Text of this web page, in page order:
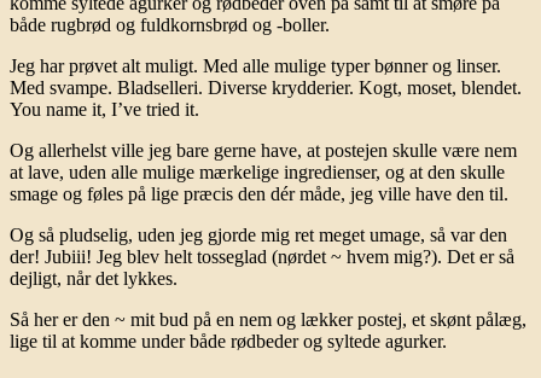
både rugbrød og fuldkornsbrød og -boller.
Jeg har prøvet alt muligt. Med alle mulige typer bønner og linser.
Med svampe. Bladselleri. Diverse krydderier. Kogt, moset, blendet.
You name it, I’ve tried it.
Og allerhelst ville jeg bare gerne have, at postejen skulle være nem
at lave, uden alle mulige mærkelige ingredienser, og at den skulle
smage og føles på lige præcis den dér måde, jeg ville have den til.
Og så pludselig, uden jeg gjorde mig ret meget umage, så var den
der! Jubiii! Jeg blev helt tosseglad (nørdet ~ hvem mig?). Det er så
dejligt, når det lykkes.
Så her er den ~ mit bud på en nem og lækker postej, et skønt pålæg,
lige til at komme under både rødbeder og syltede agurker.